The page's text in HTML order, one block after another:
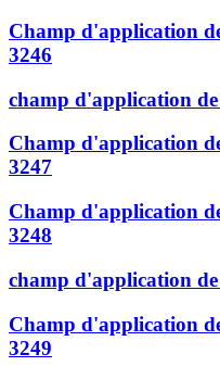
Champ d'application
3246
champ d'application
Champ d'application
3247
Champ d'application
3248
champ d'application
Champ d'application
3249